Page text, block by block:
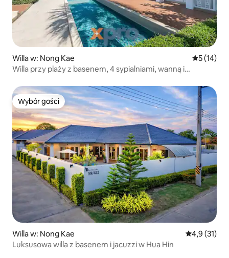
Willa w: Nong Kae Średnia
5 (14)
Willa przy plaży z basenem, 4 sypialniami, wanną i
Wybór gości
Wybór gości
Willa w: Nong Kae Średnia
4,9 (31)
Luksusowa willa z basenem i jacuzzi w Hua Hin